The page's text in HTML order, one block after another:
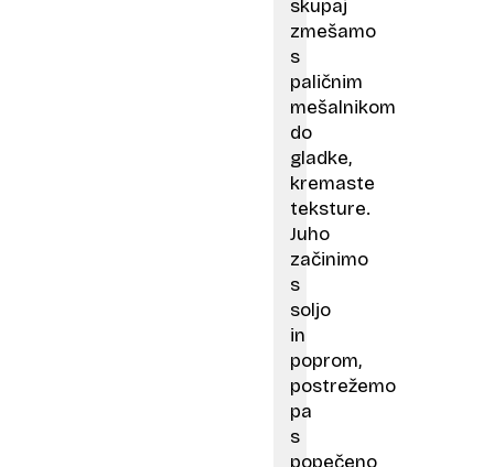
skupaj
zmešamo
s
paličnim
mešalnikom
do
gladke,
kremaste
teksture.
Juho
začinimo
s
soljo
in
poprom,
postrežemo
pa
s
popečeno